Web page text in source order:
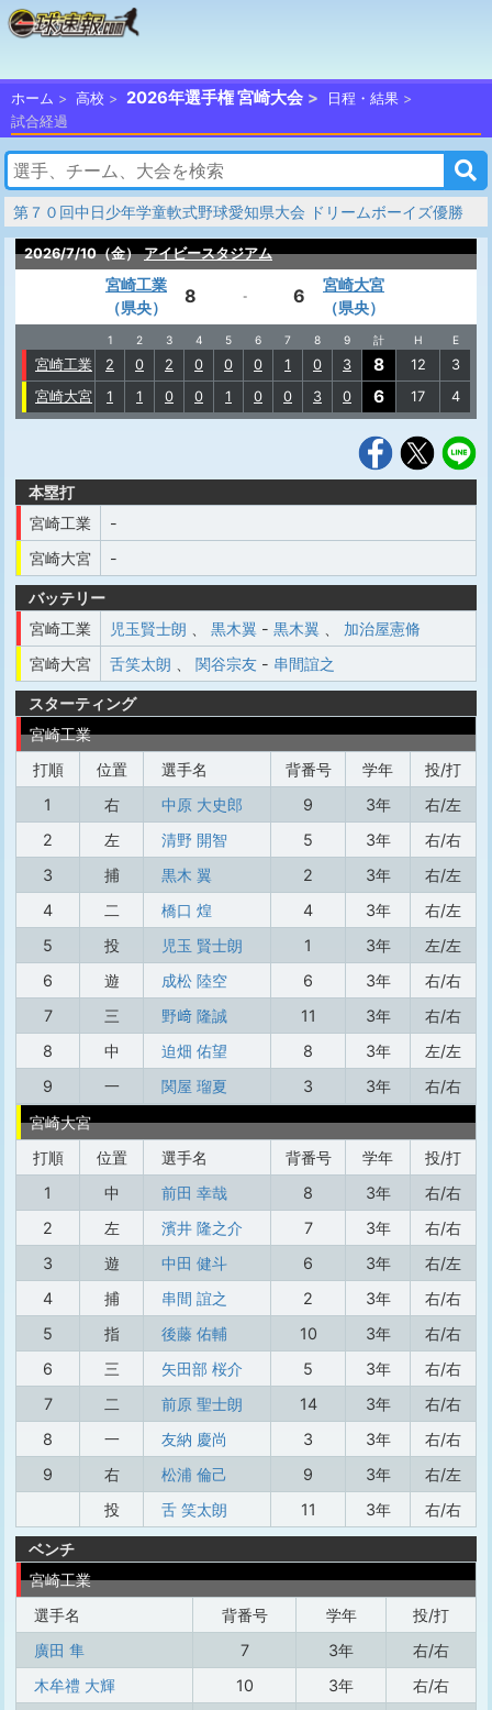
ホーム 高校 2026年選手権 宮崎大会
日程・結果
試合経過
第７０回中日少年学童軟式野球愛知県大会 ドリームボーイズ優勝
2026/7/10（金） アイビースタジアム
宮崎工業
（県央）
8 - 6
宮崎大宮
（県央）
1 2 3 4 5 6 7 8 9 計 H E
宮崎工業 2 0 2 0 0 0 1 0 3 8 12
3
宮崎大宮
1 1 0 0 1 0 0 3 0 6 17 4
本塁打
宮崎工業
-
宮崎大宮
-
バッテリー
宮崎工業
児玉賢士朗 黒木翼 - 黒木翼
加治屋憲脩
宮崎大宮
舌笑太朗 関谷宗友 - 串間誼之
スターティング
宮崎工業
打順
位置 選手名 背番号 学年
投/打
1
右 中原 大史郎 9 3年
右/左
2
左 清野 開智 5 3年
右/右
3
捕 黒木 翼 2 3年
右/左
4
二 橋口 煌 4 3年
右/左
5
投 児玉 賢士朗 1 3年
左/左
6
遊 成松 陸空 6 3年
右/右
7
三 野﨑 隆誠 11 3年
右/右
8
中 迫畑 佑望 8 3年
左/左
9
一 関屋 瑠夏 3 3年
右/右
宮崎大宮
打順
位置 選手名 背番号 学年
投/打
1
中 前田 幸哉 8 3年
右/右
2
左 濱井 隆之介 7 3年
右/右
3
遊 中田 健斗 6 3年
右/左
4
捕 串間 誼之 2 3年
右/右
5
指 後藤 佑輔 10 3年
右/右
6
三 矢田部 桜介 5 3年
右/右
7
二 前原 聖士朗 14 3年
右/右
8
一 友納 慶尚 3 3年
右/右
9
右 松浦 倫己 9 3年
右/左
投
舌 笑太朗 11 3年 右/右
ベンチ
宮崎工業
選手名
背番号 学年
投/打
廣田 隼
7 3年
右/右
木牟禮 大輝
10 3年
右/右